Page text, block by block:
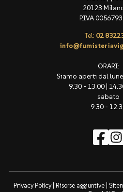
20123
P.IVA
Tel: 02
ORARI:
Siamo aperti dal
9.30 - 13.00 |
sabato
9.30 -
Privacy Policy| Risorse aggiuntive|